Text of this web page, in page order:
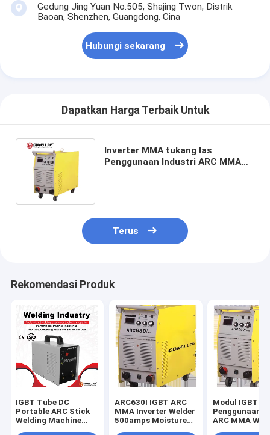
Gedung Jing Yuan No.505, Shajing Twon, Distrik
Baoan, Shenzhen, Guangdong, Cina
Hubungi sekarang
Dapatkan Harga Terbaik Untuk
Inverter MMA tukang las
Penggunaan Industri ARC MMA
Terus
Rekomendasi Produk
IGBT Tube DC
Portable ARC Stick
Welding Machine
ARC630I IGBT ARC
MMA Inverter Welder
500amps Moisture
Modul IGBT
Penggunaan
ARC MMA